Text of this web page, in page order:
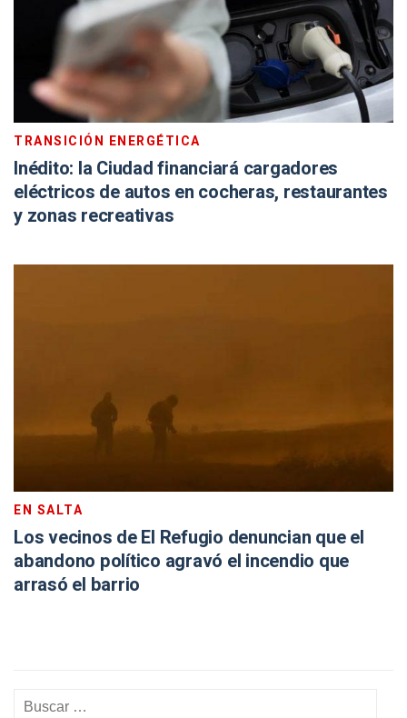
TRANSICIÓN ENERGÉTICA
Inédito: la Ciudad financiará cargadores
eléctricos de autos en cocheras, restaurantes
y zonas recreativas
EN SALTA
Los vecinos de El Refugio denuncian que el
abandono político agravó el incendio que
arrasó el barrio